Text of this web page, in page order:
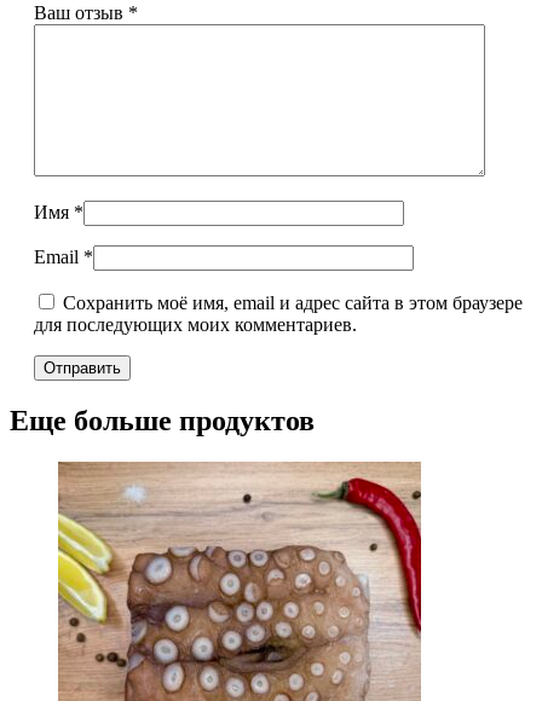
Ваш отзыв *
Имя *
Email *
Сохранить моё имя, email и адрес сайта в этом браузере
для последующих моих комментариев.
Еще больше продуктов